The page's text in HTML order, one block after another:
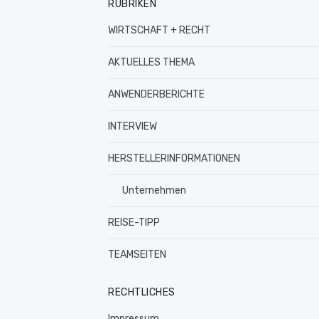
RUBRIKEN
WIRTSCHAFT + RECHT
AKTUELLES THEMA
ANWENDERBERICHTE
INTERVIEW
HERSTELLERINFORMATIONEN
Unternehmen
REISE-TIPP
TEAMSEITEN
RECHTLICHES